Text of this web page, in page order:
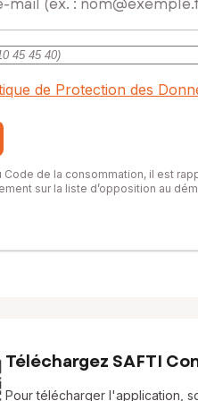
de Protection des
Code de la consommation, il est
sur la liste d’opposition au
Téléchargez SAFTI
Pour télécharger l'application,